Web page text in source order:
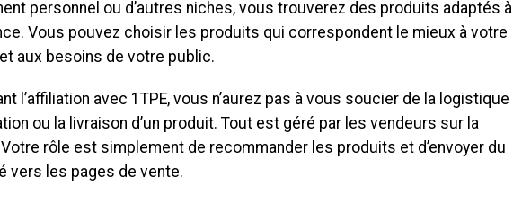
personnel ou d’autres niches, vous trouverez des produits adaptés à
Vous pouvez choisir les produits qui correspondent le mieux à votre
aux besoins de votre public.
l’affiliation avec 1TPE, vous n’aurez pas à vous soucier de la logistique
ou la livraison d’un produit. Tout est géré par les vendeurs sur la
rôle est simplement de recommander les produits et d’envoyer du
vers les pages de vente.